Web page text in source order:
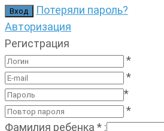
Потеряли пароль?
Авторизация
Регистрация
*
*
*
*
Фамилия ребенка * :